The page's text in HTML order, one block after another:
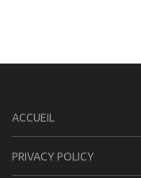
ACCUEIL
PRIVACY POLICY